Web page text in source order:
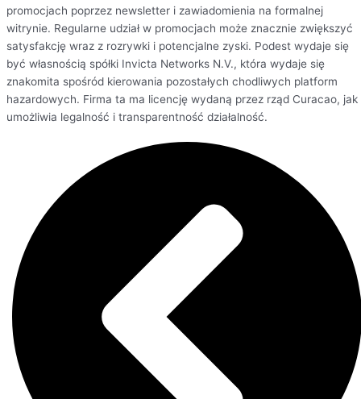
promocjach poprzez newsletter i zawiadomienia na formalnej
witrynie. Regularne udział w promocjach może znacznie zwiększyć
satysfakcję wraz z rozrywki i potencjalne zyski. Podest wydaje się
być własnością spółki Invicta Networks N.V., która wydaje się
znakomita spośród kierowania pozostałych chodliwych platform
hazardowych. Firma ta ma licencję wydaną przez rząd Curacao, jak
umożliwia legalność i transparentność działalność.